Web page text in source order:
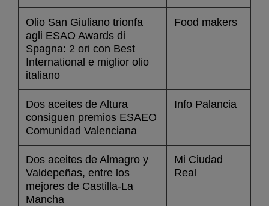
Olio San Giuliano trionfa
agli ESAO Awards di
Spagna: 2 ori con Best
International e miglior olio
italiano
Food makers
Dos aceites de Altura
consiguen premios ESAEO
Comunidad Valenciana
Info Palancia
Dos aceites de Almagro y
Valdepeñas, entre los
mejores de Castilla-La
Mancha
Mi Ciudad
Real